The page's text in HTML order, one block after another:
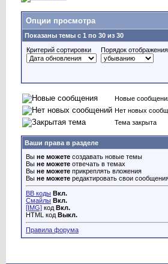
Опции просмотра
Показаны темы с 1 по 30 из 30
Критерий сортировки
Порядок отображения
Новые
Нет новых
Тема закрыта
Ваши права в разделе
Вы не можете создавать новые темы
Вы не можете отвечать в темах
Вы не можете прикреплять вложения
Вы не можете редактировать свои
BB коды Вкл.
Смайлы Вкл.
[IMG] код Вкл.
HTML код Выкл.
Правила форума